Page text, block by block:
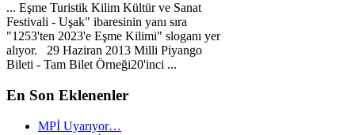
... Eşme Turistik Kilim Kültür ve Sanat
Festivali - Uşak" ibaresinin yanı sıra
"1253'ten 2023'e Eşme Kilimi" sloganı yer
alıyor. 29 Haziran 2013 Milli Piyango
Bileti - Tam Bilet Örneği20'inci ...
En Son Eklenenler
MPİ Uyarıyor…